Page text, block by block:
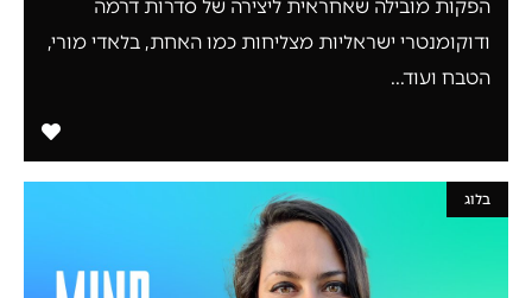
הפקות מובילה שאחראית ליצירה של סדרות דרמה
ודוקומנטרי ישראליות מצליחות כמו האחת, בלאדי מורי,
הטבח ועוד...
בלוג